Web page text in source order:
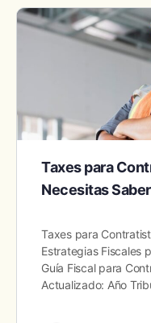
Taxes para
Necesitas
Taxes para
Estrategias Fiscales
Guía Fiscal para
Actualizado: Año